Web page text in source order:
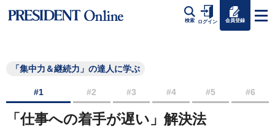
検索 ログイン 会員登録
「集中力＆継続力」の達人に学ぶ
#1 #2 #3 #4 #5 #6
「仕事への着手が遅い」解決法